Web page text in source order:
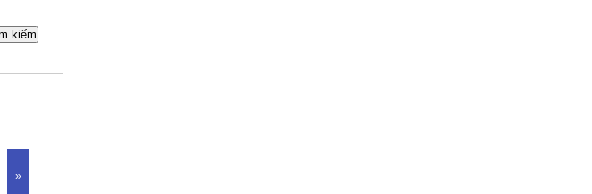
»
Dịch vụ luật sư tranh